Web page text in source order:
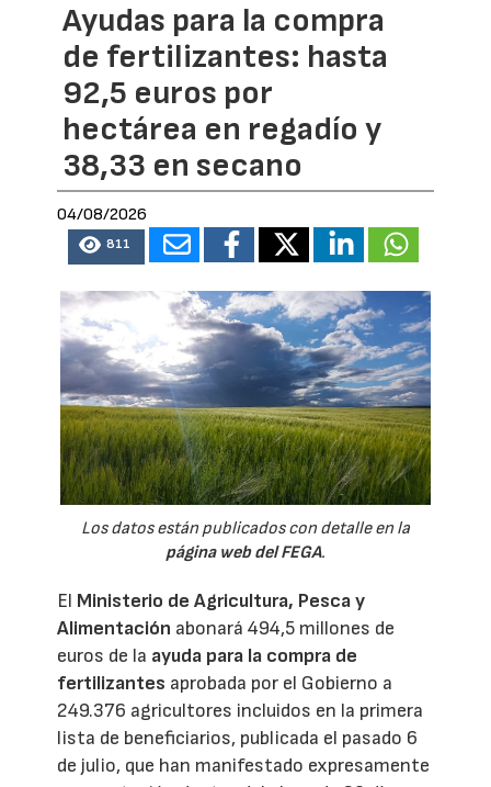
Ayudas para la compra
de fertilizantes: hasta
92,5 euros por
hectárea en regadío y
38,33 en secano
04/08/2026
811
Los datos están publicados con detalle en la
página web del FEGA.
El Ministerio de Agricultura, Pesca y
Alimentación abonará 494,5 millones de
euros de la ayuda para la compra de
fertilizantes aprobada por el Gobierno a
249.376 agricultores incluidos en la primera
lista de beneficiarios, publicada el pasado 6
de julio, que han manifestado expresamente